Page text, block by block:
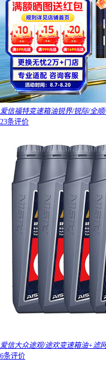
爱信福特变速箱油锐界/锐际/全
23条评价
爱信大众途观/途欢变速箱油+滤
6条评价